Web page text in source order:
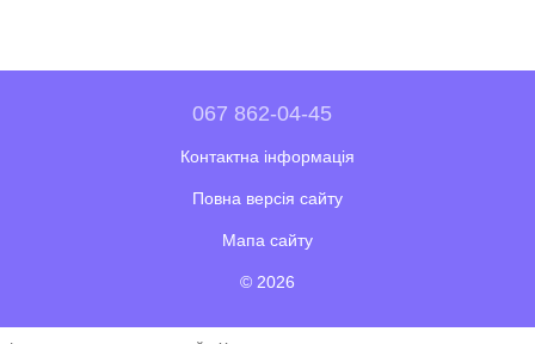
067 862-04-45
Контактна інформація
Повна версія сайту
Мапа сайту
© 2026